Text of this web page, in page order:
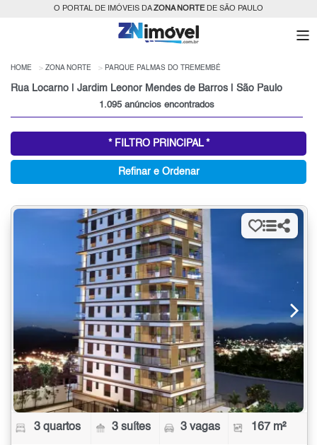
O PORTAL DE IMÓVEIS DAZONA NORTEDE SÃO PAULO
HOME ZONA NORTE PARQUE PALMAS DO TREMEMBÉ
Rua Locarno | Jardim Leonor Mendes de Barros | São Paulo
1.095 anúncios encontrados
* FILTRO PRINCIPAL *
Refinar e Ordenar
3 quartos 3 suítes 3 vagas 167 m²